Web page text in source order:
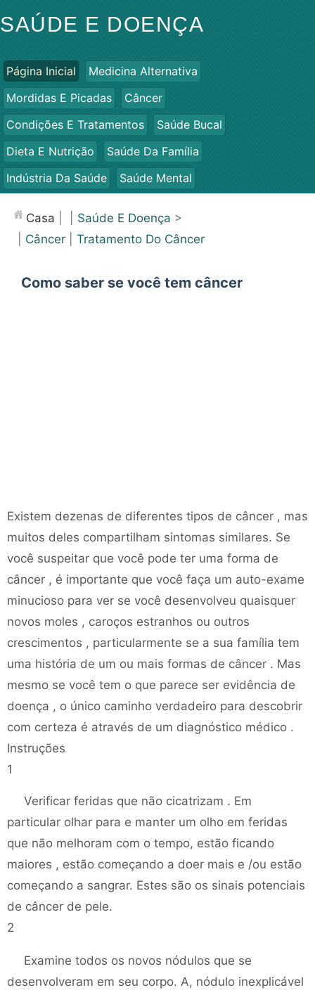
SAÚDE E DOENÇA
Página Inicial
Medicina Alternativa
Mordidas E Picadas
Câncer
Condições E Tratamentos
Saúde Bucal
Dieta E Nutrição
Saúde Da Família
Indústria Da Saúde
Saúde Mental
Saúde
Casa Saúde E Doença >
Câncer Tratamento Do Câncer
Como saber se você tem câncer
Existem dezenas de diferentes tipos de câncer , mas
muitos deles compartilham sintomas similares. Se
você suspeitar que você pode ter uma forma de
câncer , é importante que você faça um auto-exame
minucioso para ver se você desenvolveu quaisquer
novos moles , caroços estranhos ou outros
crescimentos , particularmente se a sua família tem
uma história de um ou mais formas de câncer . Mas
mesmo se você tem o que parece ser evidência de
doença , o único caminho verdadeiro para descobrir
com certeza é através de um diagnóstico médico .
Instruções
1
Verificar feridas que não cicatrizam . Em
particular olhar para e manter um olho em feridas
que não melhoram com o tempo, estão ficando
maiores , estão começando a doer mais e /ou estão
começando a sangrar. Estes são os sinais potenciais
de câncer de pele.
2
Examine todos os novos nódulos que se
desenvolveram em seu corpo. A, nódulo inexplicável